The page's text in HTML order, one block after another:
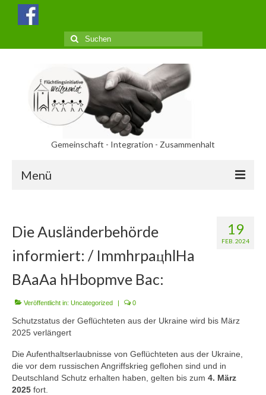
Suchen
nach:
Gemeinschaft - Integration - Zusammenhalt
Menü
Termine
Über uns
Mitmachen
Downloads
Impressum
Kontakt
19
FEB. 2024
Die Ausländerbehörde
informiert: / ImmhrpaцhlHa
BAaAa hHbopmve Bac:
Veröffentlicht in: Uncategorized | 0
Schutzstatus der Geflüchteten aus der Ukraine wird bis März
2025 verlängert
Die Aufenthaltserlaubnisse von Geflüchteten aus der Ukraine,
die vor dem russischen Angriffskrieg geflohen sind und in
Deutschland Schutz erhalten haben, gelten bis zum 4. März
2025 fort.